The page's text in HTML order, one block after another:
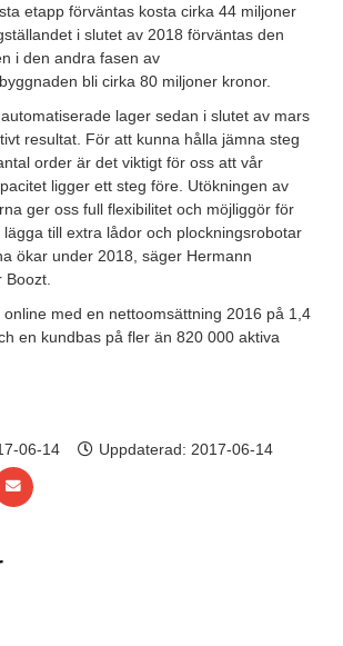
etapp förväntas kosta cirka 44 miljoner
i slutet av 2018 förväntas den
i den andra fasen av
bli cirka 80 miljoner kronor.
lager sedan i slutet av mars
resultat. För att kunna hålla jämna steg
order är det viktigt för oss att vår
ligger ett steg före. Utökningen av
ger oss full flexibilitet och möjliggör för
till extra lådor och plockningsrobotar
ökar under 2018, säger Hermann
online med en nettoomsättning 2016 på 1,4
en kundbas på fler än 820 000 aktiva
06-14 Uppdaterad: 2017-06-14